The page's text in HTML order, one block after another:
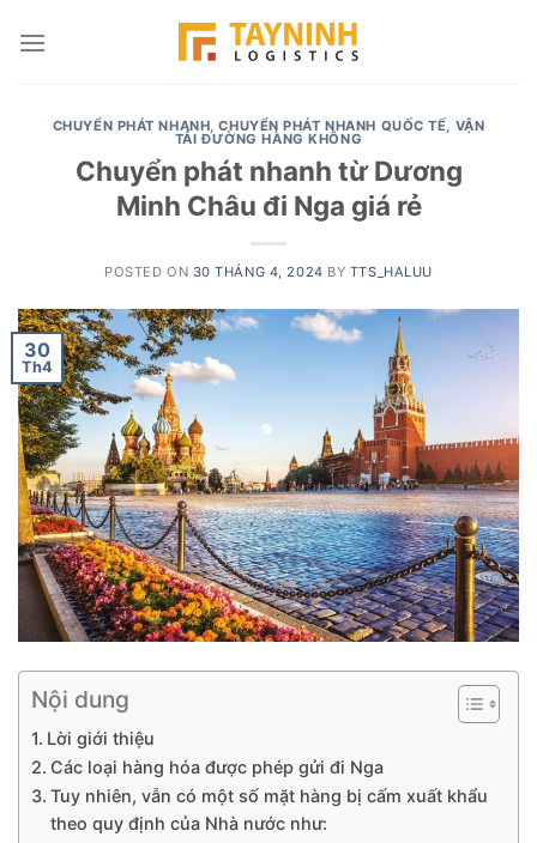
CHUYỂN PHÁT NHANH,CHUYỂN PHÁT NHANH QUỐC TẾ, VẬN
TẢI ĐƯỜNG HÀNG KHÔNG
Chuyển phát nhanh từ Dương
Minh Châu đi Nga giá rẻ
POSTED ON 30 THÁNG 4, 2024 BY TTS_HALUU
30
Th4
Nội dung
Lời giới thiệu
Các loại hàng hóa được phép gửi đi Nga
Tuy nhiên, vẫn có một số mặt hàng bị cấm xuất khẩu
theo quy định của Nhà nước như: